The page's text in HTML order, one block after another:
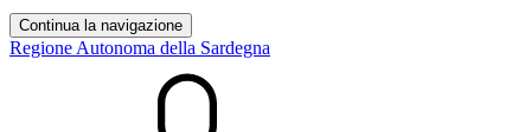
Continua la navigazione
Regione Autonoma della Sardegna